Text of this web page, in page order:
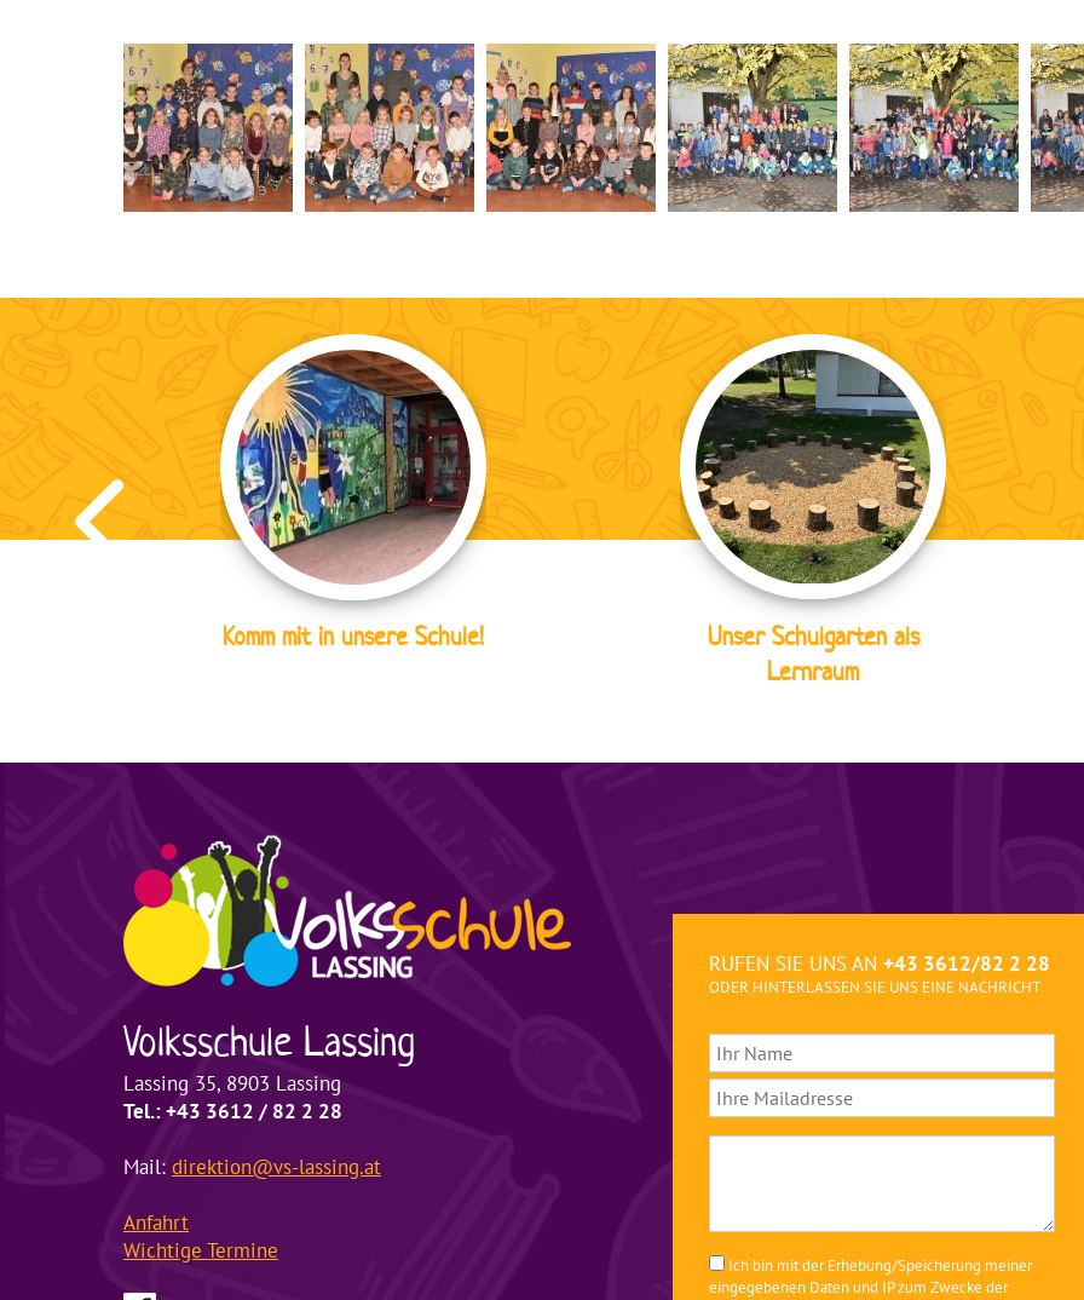
Komm mit in unsere Schule!
Unser Schulgarten als
Lernraum
VolksschuleLassing
Lassing 35, 8903 Lassing
Tel.: +43 3612 / 82 2 28
Mail: direktion@vs-lassing.at
Anfahrt
Wichtige Termine
RUFEN SIE UNS AN +43 3612/82 2 28
ODER HINTERLASSEN SIE UNS EINE NACHRICHT
Ich bin mit der Erhebung/Speicherung meiner
eingegebenen Daten und IP zum Zwecke der